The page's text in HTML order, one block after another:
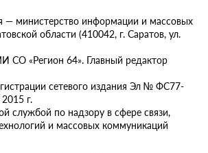
— министерство информации и массовых
области (410042, г. Саратов, ул.
СО «Регион 64». Главный редактор
сетевого издания Эл № ФС77-
г.
службой по надзору в сфере связи,
и массовых коммуникаций